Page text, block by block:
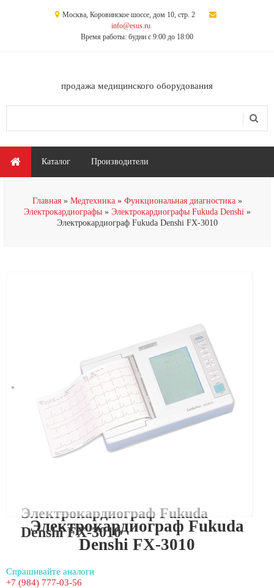
Москва, Коровинское шоссе, дом 10, стр. 2
info@esus.ru
Время работы: будни с 9:00 до 18:00
продажа медицинского оборудования
Главное меню
Каталог Производители
Главная Медтехника
Функциональная диагностика
Электрокардиографы
Электрокардиографы Fukuda Denshi
Электрокардиограф Fukuda Denshi FX-3010
Электрокардиограф Fukuda
Denshi FX-3010
Электрокардиограф Fukuda
Denshi FX-3010
Спрашивайте аналоги
+7 (984) 777-03-56